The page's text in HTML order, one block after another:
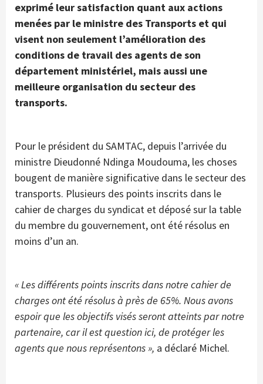
exprimé leur satisfaction quant aux actions
menées par le ministre des Transports et qui
visent non seulement l’amélioration des
conditions de travail des agents de son
département ministériel, mais aussi une
meilleure organisation du secteur des
transports.
Pour le président du SAMTAC, depuis l’arrivée du
ministre Dieudonné Ndinga Moudouma, les choses
bougent de manière significative dans le secteur des
transports. Plusieurs des points inscrits dans le
cahier de charges du syndicat et déposé sur la table
du membre du gouvernement, ont été résolus en
moins d’un an.
« Les différents points inscrits dans notre cahier de
charges ont été résolus à près de 65%. Nous avons
espoir que les objectifs visés seront atteints par notre
partenaire, car il est question ici, de protéger les
agents que nous représentons », a déclaré Michel.